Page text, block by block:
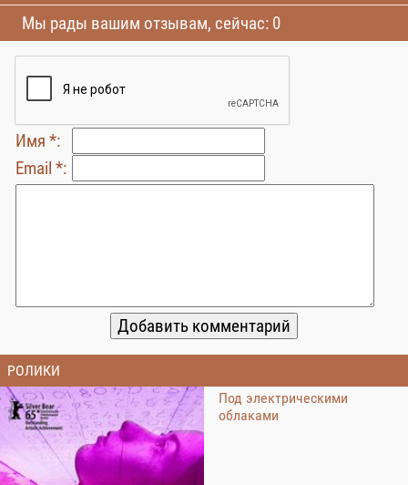
Мы рады вашим отзывам, сейчас: 0
Имя *:
Email *:
РОЛИКИ
Под электрическими
облаками